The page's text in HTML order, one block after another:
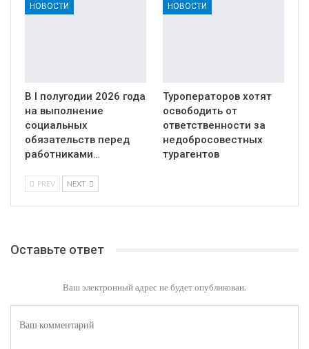
НОВОСТИ
В I полугодии 2026 года
на выполнение
социальных
обязательств перед
работниками…
НОВОСТИ
Туроператоров хотят
освободить от
ответственности за
недобросовестных
турагентов
PREV NEXT
Оставьте ответ
Ваш электронный адрес не будет опубликован.